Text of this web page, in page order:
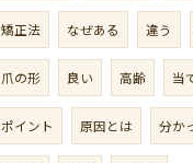
矯正法 なぜある 違う
爪の形 良い 高齢 当
ポイント 原因とは 分か